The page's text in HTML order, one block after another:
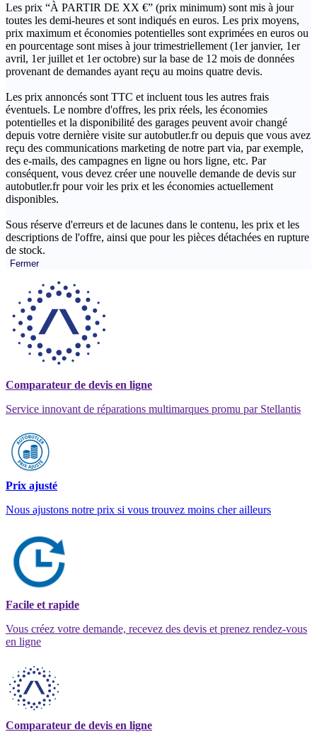
Les prix “À PARTIR DE XX €” (prix minimum) sont mis à jour
toutes les demi-heures et sont indiqués en euros. Les prix moyens,
prix maximum et économies potentielles sont exprimées en euros ou
en pourcentage sont mises à jour trimestriellement (1er janvier, 1er
avril, 1er juillet et 1er octobre) sur la base de 12 mois de données
provenant de demandes ayant reçu au moins quatre devis.
Les prix annoncés sont TTC et incluent tous les autres frais
éventuels. Le nombre d'offres, les prix réels, les économies
potentielles et la disponibilité des garages peuvent avoir changé
depuis votre dernière visite sur autobutler.fr ou depuis que vous avez
reçu des communications marketing de notre part via, par exemple,
des e-mails, des campagnes en ligne ou hors ligne, etc. Par
conséquent, vous devez créer une nouvelle demande de devis sur
autobutler.fr pour voir les prix et les économies actuellement
disponibles.
Sous réserve d'erreurs et de lacunes dans le contenu, les prix et les
descriptions de l'offre, ainsi que pour les pièces détachées en rupture
de stock.
Fermer
Comparateur de devis en ligne
Service innovant de réparations multimarques promu par Stellantis
Prix ajusté
Nous ajustons notre prix si vous trouvez moins cher ailleurs
Facile et rapide
Vous créez votre demande, recevez des devis et prenez rendez-vous
en ligne
Comparateur de devis en ligne